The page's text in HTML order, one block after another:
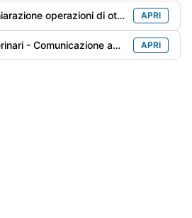
operazioni di ottobre APRI
- Comunicazione annuale APRI